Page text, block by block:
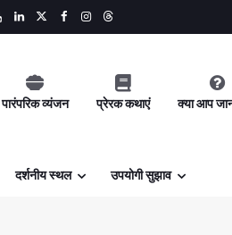
पारंपरिक व्यंजन प्रेरक कथाएं क्या आप
दर्शनीय स्थल उपयोगी सुझाव